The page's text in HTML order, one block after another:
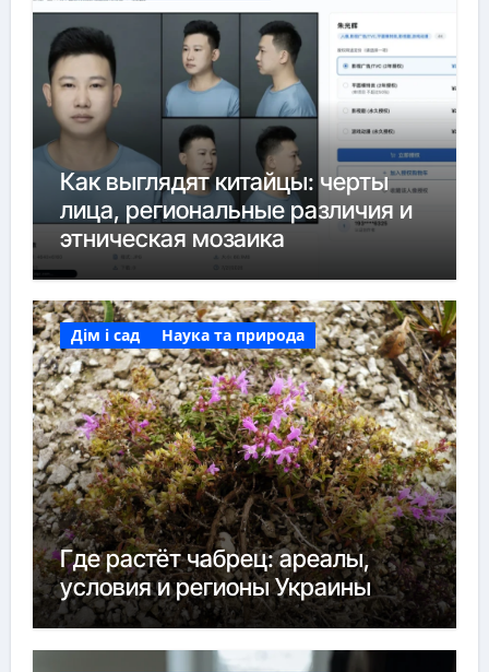
Как выглядят китайцы: черты
лица, региональные различия и
этническая мозаика
Дім і сад Наука та природа
Где растёт чабрец: ареалы,
условия и регионы Украины